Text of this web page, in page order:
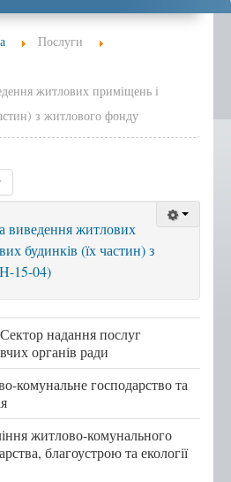
місця адміністраторів ЦНАП
Послуги
житлових приміщень і
з житлового фонду
виведення житлових
будинків (їх частин) з
15-04)
надання послуг
органів ради
комунальне господарство та
житлово-комунального
благоустрою та екології